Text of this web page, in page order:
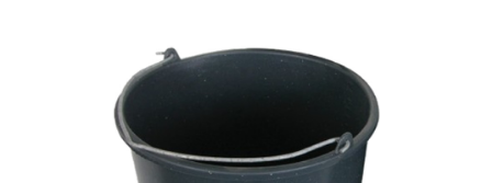
Tencuieli, gleturi, ciment
Tencuieli și gleturi